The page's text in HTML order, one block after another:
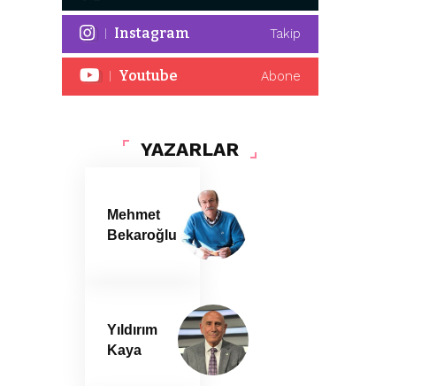
Instagram Takip
Youtube Abone
YAZARLAR
Mehmet
Bekaroğlu
Yıldırım
Kaya